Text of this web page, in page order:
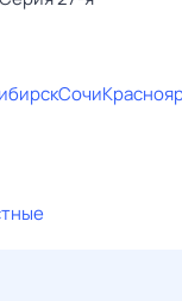
Сочи